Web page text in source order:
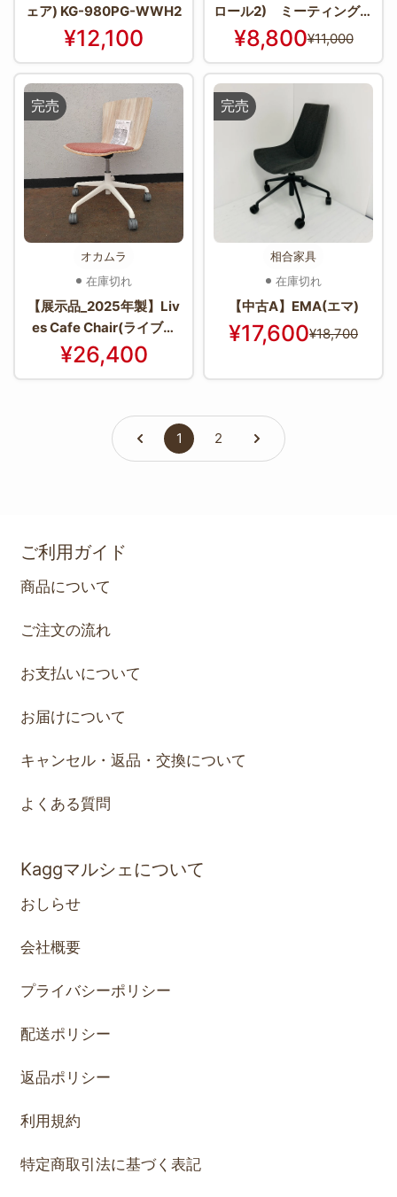
ェア) KG-980PG-WWH2
¥12,100
ロール2) ミーティングチ
ェア / ホワイト×ブラック
¥8,800¥11,000
完売
オカムラ
在庫切れ
【展示品_2025年製】Liv
es Cafe Chair(ライブス
カフェチェア) L423FT-F
XW6
¥26,400
完売
相合家具
在庫切れ
【中古A】EMA(エマ)
¥17,600¥18,700
1 2
ご利用ガイド
商品について
ご注文の流れ
お支払いについて
お届けについて
キャンセル・返品・交換について
よくある質問
Kaggマルシェについて
おしらせ
会社概要
プライバシーポリシー
配送ポリシー
返品ポリシー
利用規約
特定商取引法に基づく表記